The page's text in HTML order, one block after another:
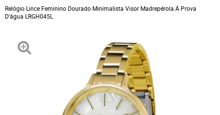
Relógio Lince Feminino Dourado Minimalista Visor Madrepérola Á Prova
D'água LRGH045L